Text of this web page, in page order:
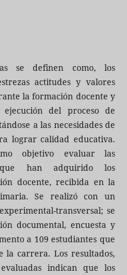
se definen como, los
actitudes y valores
la formación docente y
del proceso de
a las necesidades de
lograr calidad educativa.
objetivo evaluar las
que han adquirido los
docente, recibida en la
Se realizó con un
transversal; se
documental, encuesta y
a 109 estudiantes que
la carrera. Los resultados,
indican que los